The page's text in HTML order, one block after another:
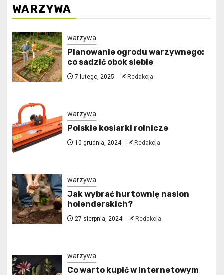
WARZYWA
warzywa
Planowanie ogrodu warzywnego:
co sadzić obok siebie
7 lutego, 2025 Redakcja
warzywa
Polskie kosiarki rolnicze
10 grudnia, 2024 Redakcja
warzywa
Jak wybrać hurtownię nasion
holenderskich?
27 sierpnia, 2024 Redakcja
warzywa
Co warto kupić w internetowym